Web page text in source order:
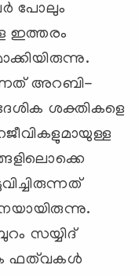
പോലും
ഇത്തരം
അറബി-
ശക്തികളെ
സയ്യിദ്
ഫത്‌വകള്‍